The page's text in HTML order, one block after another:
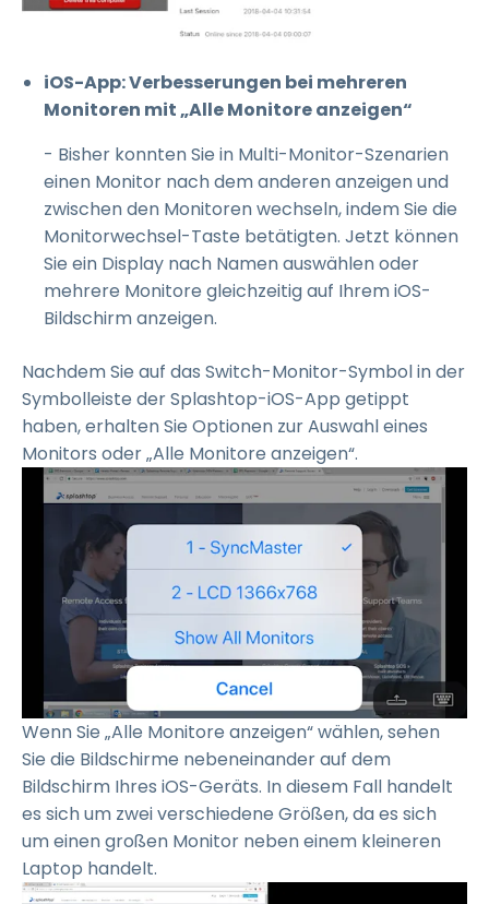
iOS-App: Verbesserungen bei mehreren
Monitoren mit „Alle Monitore anzeigen“
- Bisher konnten Sie in Multi-Monitor-Szenarien
einen Monitor nach dem anderen anzeigen und
zwischen den Monitoren wechseln, indem Sie die
Monitorwechsel-Taste betätigten. Jetzt können
Sie ein Display nach Namen auswählen oder
mehrere Monitore gleichzeitig auf Ihrem iOS-
Bildschirm anzeigen.
Nachdem Sie auf das Switch-Monitor-Symbol in der
Symbolleiste der Splashtop-iOS-App getippt
haben, erhalten Sie Optionen zur Auswahl eines
Monitors oder „Alle Monitore anzeigen“.
Wenn Sie „Alle Monitore anzeigen“ wählen, sehen
Sie die Bildschirme nebeneinander auf dem
Bildschirm Ihres iOS-Geräts. In diesem Fall handelt
es sich um zwei verschiedene Größen, da es sich
um einen großen Monitor neben einem kleineren
Laptop handelt.